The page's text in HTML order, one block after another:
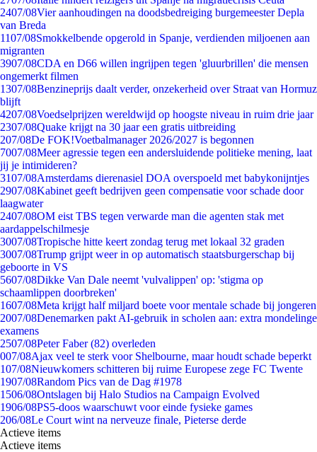
2407/08Vier aanhoudingen na doodsbedreiging burgemeester Depla
van Breda
1107/08Smokkelbende opgerold in Spanje, verdienden miljoenen aan
migranten
3907/08CDA en D66 willen ingrijpen tegen 'gluurbrillen' die mensen
ongemerkt filmen
1307/08Benzineprijs daalt verder, onzekerheid over Straat van Hormuz
blijft
4207/08Voedselprijzen wereldwijd op hoogste niveau in ruim drie jaar
2307/08Quake krijgt na 30 jaar een gratis uitbreiding
207/08De FOK!Voetbalmanager 2026/2027 is begonnen
7007/08Meer agressie tegen een andersluidende politieke mening, laat
jij je intimideren?
3107/08Amsterdams dierenasiel DOA overspoeld met babykonijntjes
2907/08Kabinet geeft bedrijven geen compensatie voor schade door
laagwater
2407/08OM eist TBS tegen verwarde man die agenten stak met
aardappelschilmesje
3007/08Tropische hitte keert zondag terug met lokaal 32 graden
3007/08Trump grijpt weer in op automatisch staatsburgerschap bij
geboorte in VS
5607/08Dikke Van Dale neemt 'vulvalippen' op: 'stigma op
schaamlippen doorbreken'
1607/08Meta krijgt half miljard boete voor mentale schade bij jongeren
2007/08Denemarken pakt AI-gebruik in scholen aan: extra mondelinge
examens
2507/08Peter Faber (82) overleden
007/08Ajax veel te sterk voor Shelbourne, maar houdt schade beperkt
107/08Nieuwkomers schitteren bij ruime Europese zege FC Twente
1907/08Random Pics van de Dag #1978
1506/08Ontslagen bij Halo Studios na Campaign Evolved
1906/08PS5-doos waarschuwt voor einde fysieke games
206/08Le Court wint na nerveuze finale, Pieterse derde
Actieve items
Actieve items